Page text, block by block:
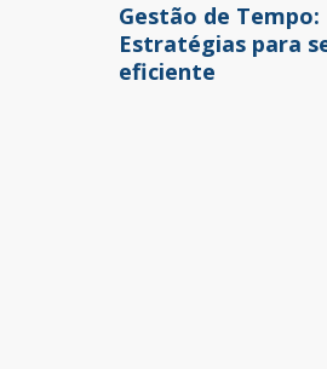
Gestão de Tempo:
Estratégias para
eficiente